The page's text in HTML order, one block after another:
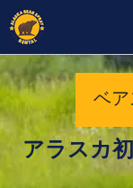
コ
ン
テ
ン
ツ
へ
ベア
アラスカ